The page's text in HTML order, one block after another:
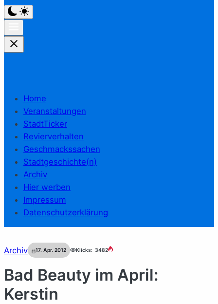
Home
Veranstaltungen
StadtTicker
Revierverhalten
Geschmackssachen
Stadtgeschichte(n)
Archiv
Hier werben
Impressum
Datenschutzerklärung
Archiv 17. Apr. 2012 Klicks: 3482
Bad Beauty im April:
Kerstin